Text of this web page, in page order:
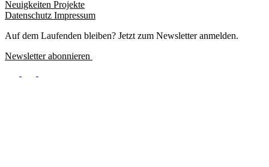
menu
Footer
Meta
Neuigkeiten Projekte
Datenschutz Impressum
Auf dem Laufenden bleiben? Jetzt zum Newsletter anmelden.
Newsletter abonnieren